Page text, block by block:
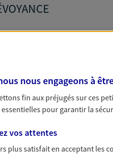
nous engageons à
fin aux préjugés sur ces
pour garantir la
vos attentes
plus satisfait en acceptant les